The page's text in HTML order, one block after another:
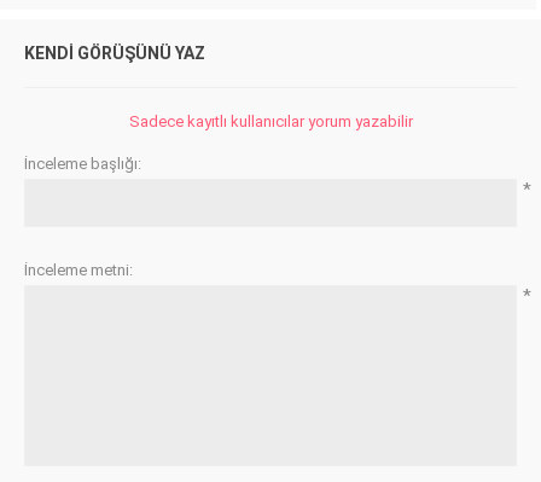
KENDI GÖRÜŞÜNÜ YAZ
Sadece kayıtlı kullanıcılar yorum yazabilir
İnceleme başlığı:
*
İnceleme metni:
*